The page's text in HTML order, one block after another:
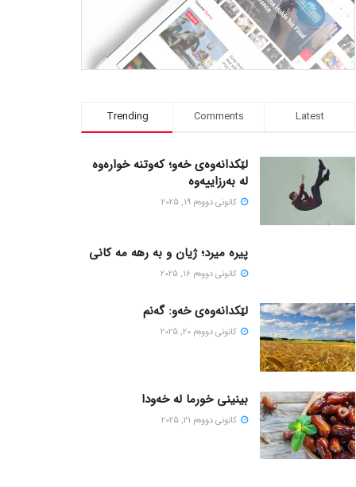
Trending Comments Latest
لێکدانەوەی خەو؛ کەوتنە خوارەوە
لە بەرزاییەوە
كانونی دووه‌م 19, 2025
پیره میرد؛ ژیان و به رهه مه کانی
كانونی دووه‌م 16, 2025
لێکدانەوەی خەو: گەنم
كانونی دووه‌م 20, 2025
بینینی خورما لە خەودا
كانونی دووه‌م 21, 2025